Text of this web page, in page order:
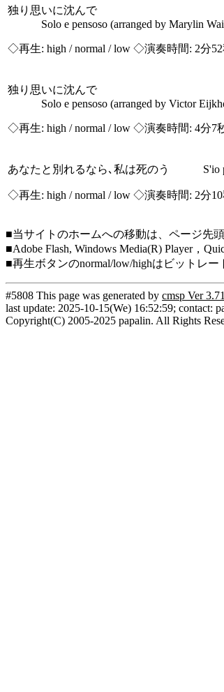
独り思いに沈んで
Solo e pensoso (arranged by Marylin
◇再生: high / normal / low ◇演奏時間: 2分
独り思いに沈んで
Solo e pensoso (arranged by Victor
◇再生: high / normal / low ◇演奏時間: 4分7
あなたと別れるなら､私は死のう S'io
◇再生: high / normal / low ◇演奏時間: 2分
■当サイトのホームへの移動は、ページ先
■Adobe Flash, Windows Media(R) Player，
■再生ボタンのnormal/low/highはビットレ
#5808 This page was generated by cmsp Ver
last update: 2025-10-15(We) 16:52:59; contact:
Copyright(C) 2005-2025 papalin. All Rights